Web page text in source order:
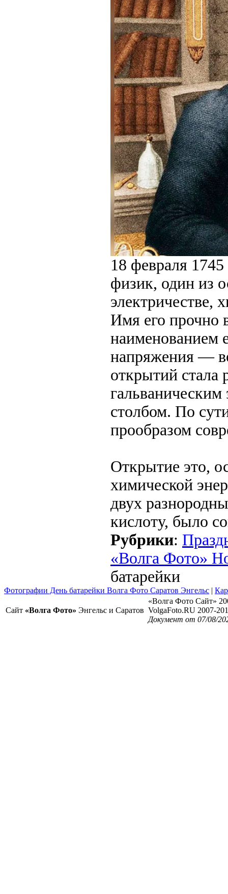
18 февраля
физик, один из
электричестве,
Имя его прочно
наименованием
напряжения —
открытий стала
столбом. По
прообразом
Открытие это,
химической
двух
кислоту, было
Рубрики:
«Волга Фото»
батарейки
Фотографии День батарейки Волга Фото Саратов Энгельс |
Сайт «Волга Фото» Энгельс и Саратов
«Волга Фото Сайт»
VolgaFoto.RU 2007-
Документ от 07/08/